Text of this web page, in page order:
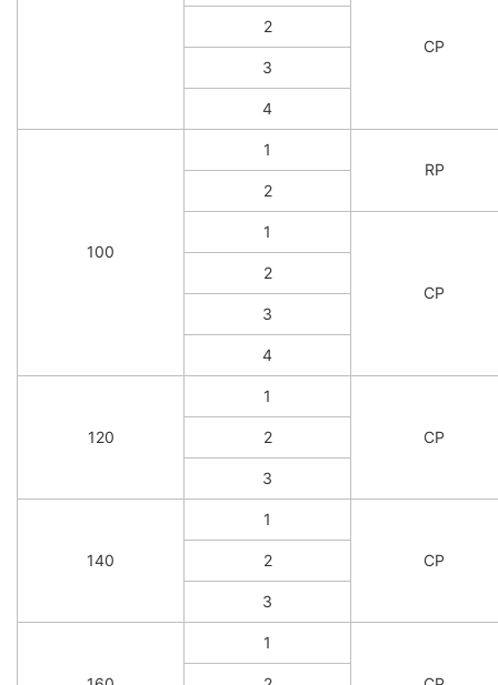
CP
2
3
4
100
1
RP
2
1
CP
2
3
4
120
1
CP
2
3
140
1
CP
2
3
1